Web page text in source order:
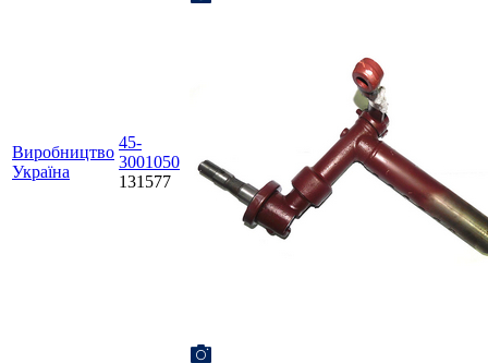
Виробництво
Україна
45-
3001050
131577